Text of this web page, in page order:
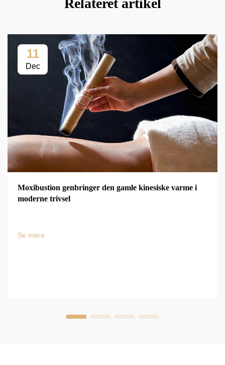
Relateret artikel
11
Dec
Moxibustion genbringer den gamle kinesiske varme i
moderne trivsel
Se mere